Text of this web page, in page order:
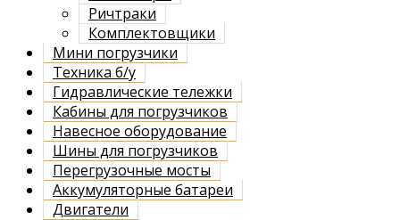
Ричтраки
Комплектовщики
Мини погрузчики
Техника б/у
Гидравлические тележки
Кабины для погрузчиков
Навесное оборудование
Шины для погрузчиков
Перегрузочные мосты
Аккумуляторные батареи
Двигатели